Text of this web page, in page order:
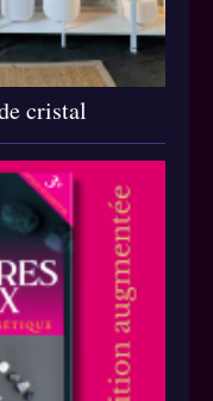
cristal